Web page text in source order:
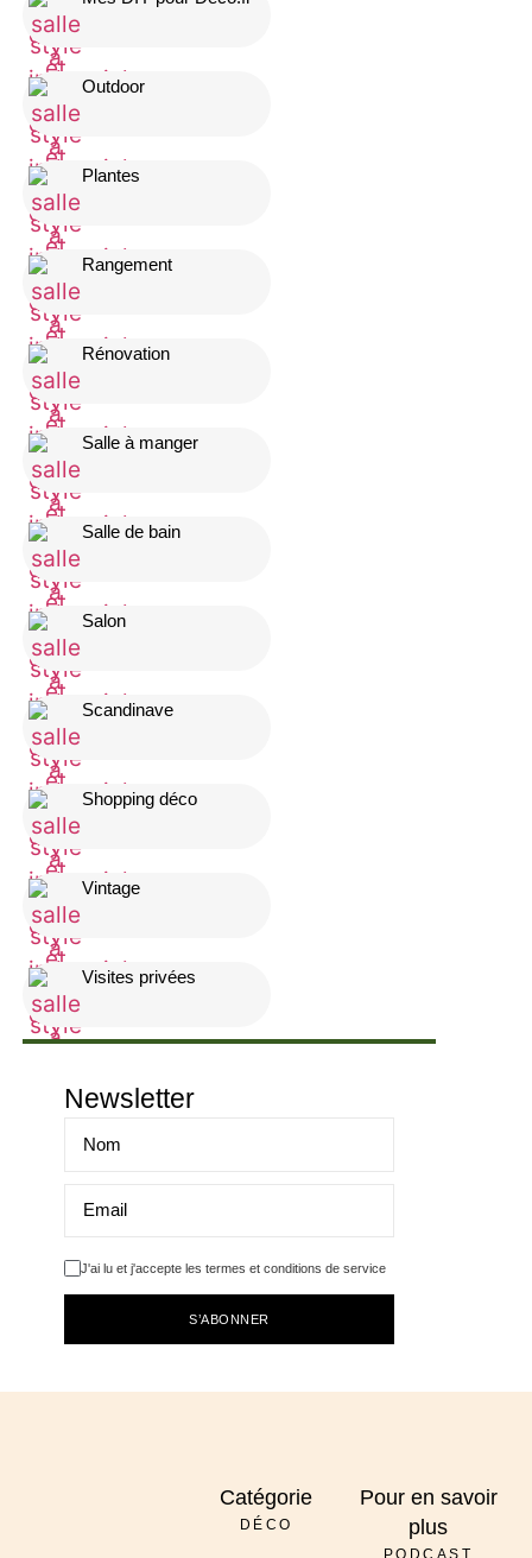
Outdoor
Plantes
Rangement
Rénovation
Salle à manger
Salle de bain
Salon
Scandinave
Shopping déco
Vintage
Visites privées
Newsletter
J'ai lu et j'accepte les termes et conditions de service
S’ABONNER
Catégorie
DÉCO
Pour en savoir
plus
PODCAST